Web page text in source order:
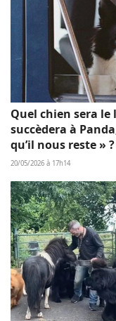
Quel chien sera le
succèdera à
qu’il nous reste » ?
20/05/2026 à 17h14